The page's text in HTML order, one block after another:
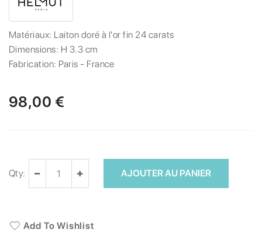
Matériaux: Laiton doré à l'or fin 24 carats
Dimensions: H 3.3 cm
Fabrication: Paris - France
98,00 €
Qty: AJOUTER AU PANIER
Add To Wishlist